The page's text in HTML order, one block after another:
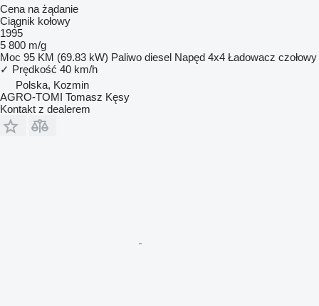
Cena na żądanie
Ciągnik kołowy
1995
5 800 m/g
Moc 95 KM (69.83 kW) Paliwo diesel Napęd 4x4 Ładowacz czołowy
✓ Prędkość 40 km/h
Polska, Kozmin
AGRO-TOMI Tomasz Kęsy
Kontakt z dealerem